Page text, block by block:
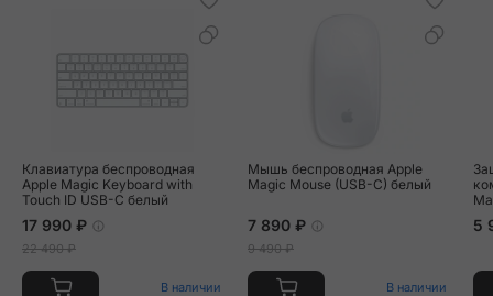
Клавиатура беспроводная
Apple Magic Keyboard with
Touch ID USB-C белый
17 990 ₽
22 490 ₽
В наличии
Мышь беспроводная Apple
Magic Mouse (USB-C) белый
7 890 ₽
9 490 ₽
В наличии
5